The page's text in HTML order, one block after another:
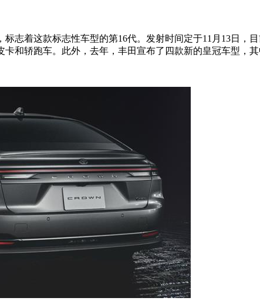
志着这款标志性车型的第16代。发射时间定于11月13日，
和轿跑车。此外，去年，丰田宣布了四款新的皇冠车型，